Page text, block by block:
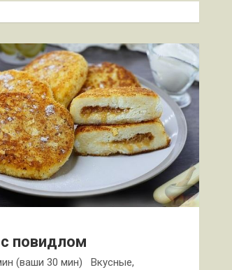
повидлом
(ваши 30 мин) Вкусные,